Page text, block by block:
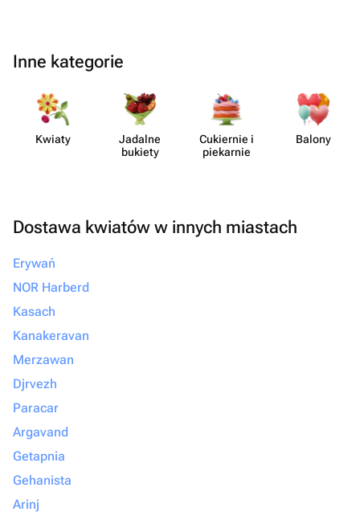
Inne kategorie
Kwiaty
Jadalne
bukiety
Cukiernie i
piekarnie
Balony
Dostawa kwiatów w innych miastach
Erywań
NOR Harberd
Kasach
Kanakeravan
Merzawan
Djrvezh
Paracar
Argavand
Getapnia
Gehanista
Arinj